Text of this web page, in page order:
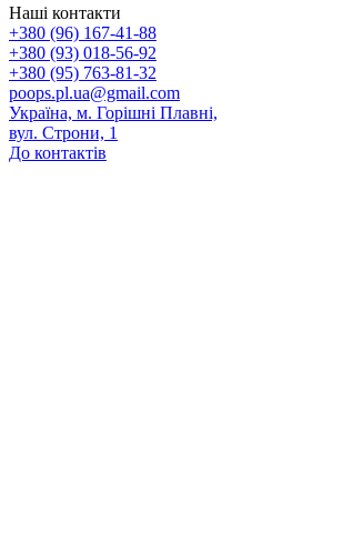
Наші контакти
+380 (96) 167-41-88
+380 (93) 018-56-92
+380 (95) 763-81-32
poops.pl.ua@gmail.com
Україна, м. Горішні Плавні,
вул. Строни, 1
До контактів